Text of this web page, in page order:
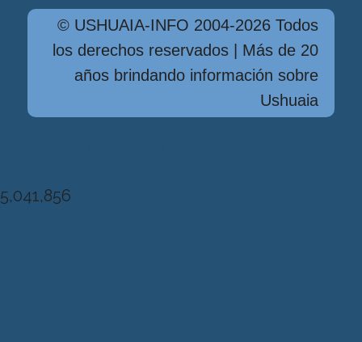
© USHUAIA-INFO 2004-2026 Todos
los derechos reservados | Más de 20
años brindando información sobre
Ushuaia
5,041,856